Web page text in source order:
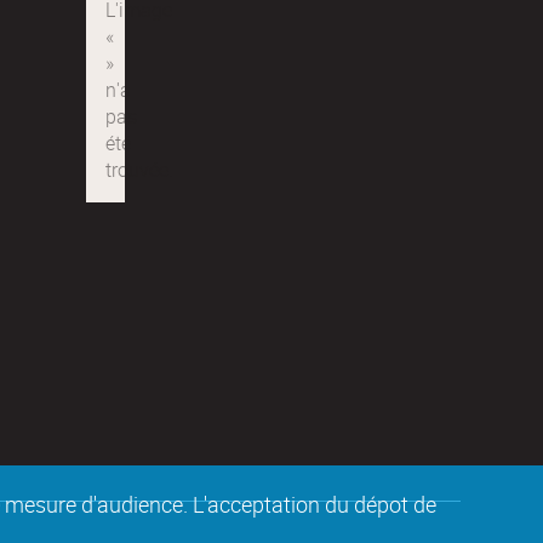
d'audience. L'acceptation du dépot de